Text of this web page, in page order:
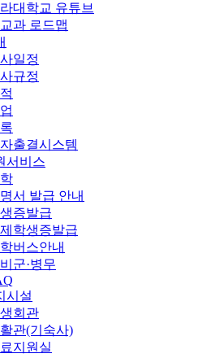
대학교 유튜브
과 로드맵
일정
규정
출결시스템
서비스
서 발급 안내
증발급
학생증발급
버스안내
군·병무
시설
회관
관(기숙사)
지원실